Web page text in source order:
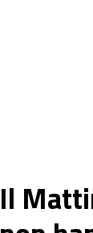
Il